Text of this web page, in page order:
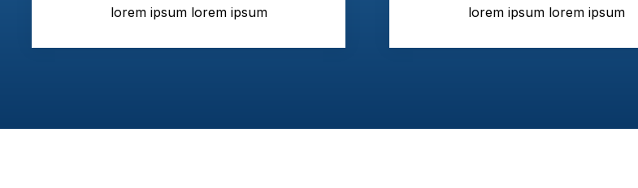
lorem ipsum lorem ipsum
lorem ipsum lorem ipsum